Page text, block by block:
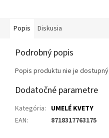
Popis Diskusia
Podrobný popis
Popis produktu nie je dostupný
Dodatočné parametre
Kategória: UMELÉ KVETY
EAN: 8718317763175